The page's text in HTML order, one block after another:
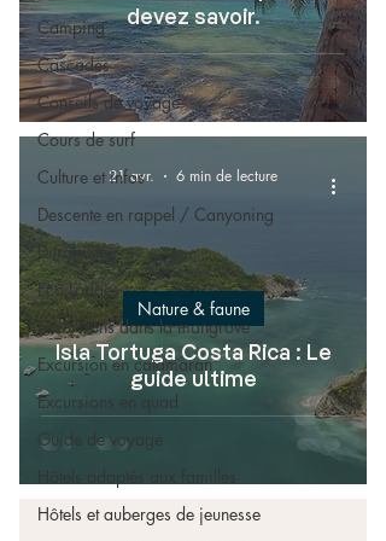
Camping
Cascades
Conseils de voyage
Cours de surf
Culture et infos
Descente en rappel / Canyoning
Durabilité
Eco Lodges
Excursions dans la mangrove
Excursion en catamaran
Excursions en quad
Guide de voyage
Hôtels adaptés aux familles
Hôtels et auberges de jeunesse
devez savoir.
Isla Tortuga Costa Rica : Le
guide ultime
Nature & faune
21 avr. 6 min de lecture